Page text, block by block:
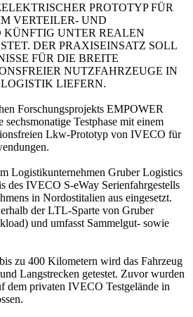
PROTOTYP FÜR
VERTEILER- UND
KÜNFTIG UNTER REALEN
DER PRAXISEINSATZ SOLL
FÜR DIE BREITE
NUTZFAHRZEUGE IN
LIEFERN.
Forschungsprojekts EMPOWER
Testphase mit einem
Lkw-Prototyp von IVECO für
Logistikunternehmen Gruber Logistics
des IVECO S-eWay Serienfahrgestells
in Nordostitalien aus eingesetzt.
der LTL-Sparte von Gruber
und umfasst Sammelgut- sowie
zu 400 Kilometern wird das Fahrzeug
Langstrecken getestet. Zuvor wurden
dem privaten IVECO Testgelände in